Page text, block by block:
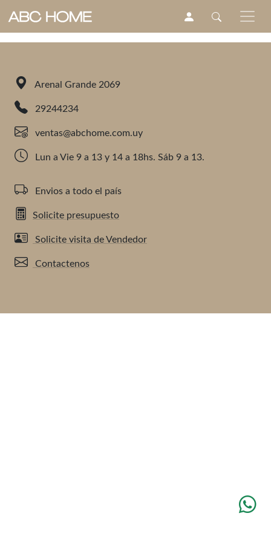
Arenal Grande 2069
29244234
ventas@abchome.com.uy
Lun a Vie 9 a 13 y 14 a 18hs. Sáb 9 a 13.
Envios a todo el país
Solicite presupuesto
Solicite visita de Vendedor
Contactenos